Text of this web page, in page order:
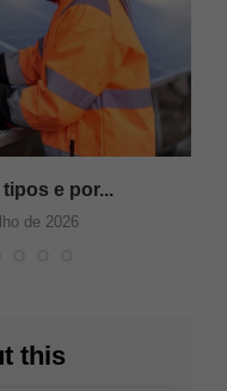
e por...
de 2026
this